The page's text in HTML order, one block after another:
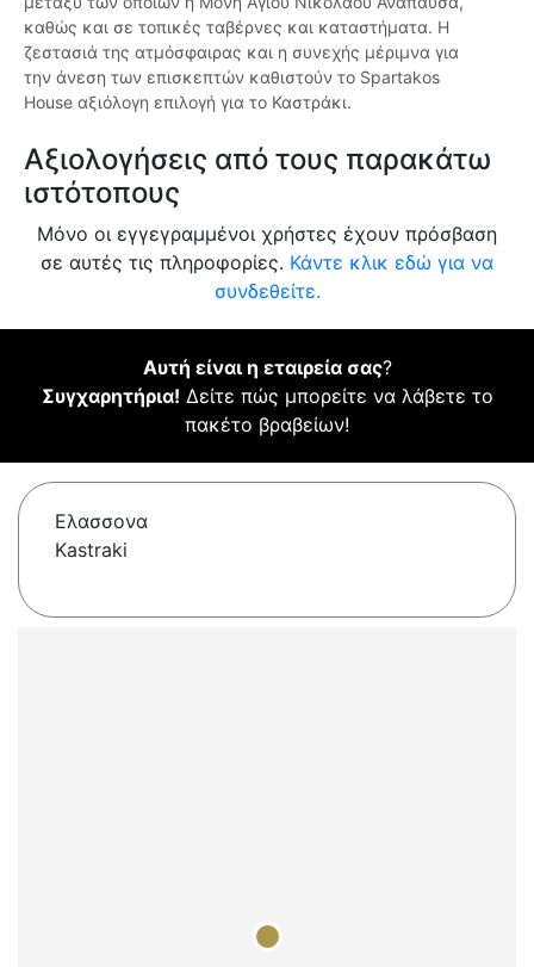
καθώς και σε τοπικές ταβέρνες και καταστήματα. Η
ζεστασιά της ατμόσφαιρας και η συνεχής μέριμνα για
την άνεση των επισκεπτών καθιστούν το Spartakos
House αξιόλογη επιλογή για το Καστράκι.
Αξιολογήσεις από τους παρακάτω
ιστότοπους
Μόνο οι εγγεγραμμένοι χρήστες έχουν πρόσβαση
σε αυτές τις πληροφορίες. Κάντε κλικ εδώ για να
συνδεθείτε.
Αυτή είναι η εταιρεία σας?
Συγχαρητήρια! Δείτε πώς μπορείτε να λάβετε το
πακέτο βραβείων!
Ελασσονα
Kastraki